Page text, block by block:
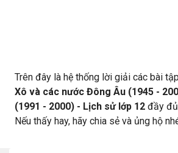
Trên đây là hệ thống lời giải các bài
Xô và các nước Đông Âu (1945 -
(1991 - 2000) - Lịch sử lớp 12 đầy
Nếu thấy hay, hãy chia sẻ và ủng hộ